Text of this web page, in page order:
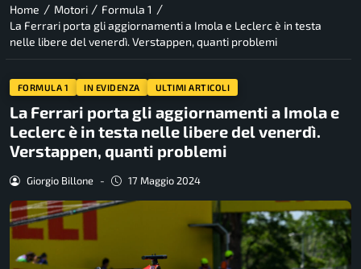
Home / Motori / Formula 1 /
La Ferrari porta gli aggiornamenti a Imola e Leclerc è in testa
nelle libere del venerdì. Verstappen, quanti problemi
FORMULA 1 IN EVIDENZA ULTIMI ARTICOLI
La Ferrari porta gli aggiornamenti a Imola e
Leclerc è in testa nelle libere del venerdì.
Verstappen, quanti problemi
Giorgio Billone - 17 Maggio 2024